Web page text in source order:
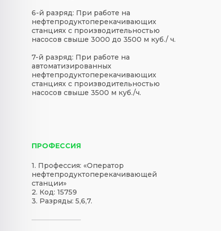
6-й разряд: При работе на
нефтепродуктоперекачивающих
станциях с производительностью
насосов свыше 3000 до 3500 м куб./ ч.
7-й разряд: При работе на
автоматизированных
нефтепродуктоперекачивающих
станциях с производительностью
насосов свыше 3500 м куб./ч.
ПРОФЕССИЯ
1. Профессия: «Оператор
нефтепродуктоперекачивающей
станции»
2. Код: 15759
3. Разряды: 5,6,7.